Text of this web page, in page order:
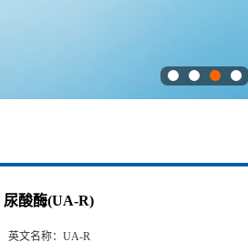
尿酸酶(UA-R)
英文名称： UA-R